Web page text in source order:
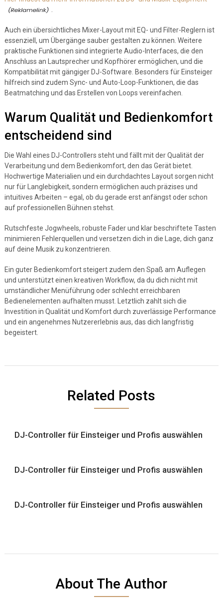
Auch ein übersichtliches Mixer-Layout mit EQ- und Filter-Reglern ist
essenziell, um Übergänge sauber gestalten zu können. Weitere
praktische Funktionen sind integrierte Audio-Interfaces, die den
Anschluss an Lautsprecher und Kopfhörer ermöglichen, und die
Kompatibilität mit gängiger DJ-Software. Besonders für Einsteiger
hilfreich sind zudem Sync- und Auto-Loop-Funktionen, die das
Beatmatching und das Erstellen von Loops vereinfachen.
Warum Qualität und Bedienkomfort
entscheidend sind
Die Wahl eines DJ-Controllers steht und fällt mit der Qualität der
Verarbeitung und dem Bedienkomfort, den das Gerät bietet.
Hochwertige Materialien und ein durchdachtes Layout sorgen nicht
nur für Langlebigkeit, sondern ermöglichen auch präzises und
intuitives Arbeiten – egal, ob du gerade erst anfängst oder schon
auf professionellen Bühnen stehst.
Rutschfeste Jogwheels, robuste Fader und klar beschriftete Tasten
minimieren Fehlerquellen und versetzen dich in die Lage, dich ganz
auf deine Musik zu konzentrieren.
Ein guter Bedienkomfort steigert zudem den Spaß am Auflegen
und unterstützt einen kreativen Workflow, da du dich nicht mit
umständlicher Menüführung oder schlecht erreichbaren
Bedienelementen aufhalten musst. Letztlich zahlt sich die
Investition in Qualität und Komfort durch zuverlässige Performance
und ein angenehmes Nutzererlebnis aus, das dich langfristig
begeistert.
Related Posts
DJ-Controller für Einsteiger und Profis auswählen
DJ-Controller für Einsteiger und Profis auswählen
DJ-Controller für Einsteiger und Profis auswählen
About The Author